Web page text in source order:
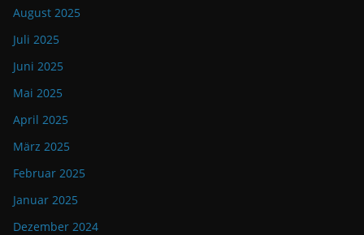
August 2025
Juli 2025
Juni 2025
Mai 2025
April 2025
März 2025
Februar 2025
Januar 2025
Dezember 2024